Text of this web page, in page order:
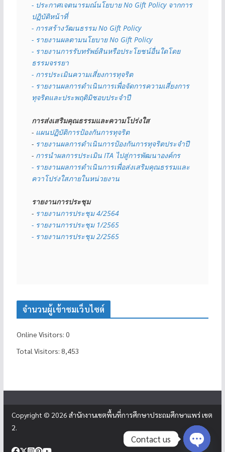
- ประกาศเจตนารมณ์นโยบาย No Gift Policy จากการ
ปฏิบัติหน้าที่
- การสร้างวัฒนธรรม No Gift Policy
- รายงานผลตามนโยบาย No Gift Policy
- รายงานการรับทรัพย์สินหรือประโยชน์อื่นใดโดย
ธรรมจรรยา
- การประเมินความเสี่ยงการทุจริต
- รายงานผลการดำเนินการเพื่อจัดการความเสี่ยงการ
ทุจริตและประพฤติมิชอบประจำปี
การส่งเสริมคุณธรรมและความโปร่งใส
- แผนปฏิบัติการป้องกันการทุจริต
- รายงานผลการดำเนินการป้องกันการทุจริตประจำปี
- การนำผลการประเมิน ITA ไปสู่การพัฒนาองค์กร
- รายงานผลการดำเนินการเพื่อส่งเสริมคุณธรรมและ
ควาโปร่งใสภายในหน่วยงาน
รายงานการประชุม
- รายงานการประชุม 4/2564
- รายงานการประชุม 1/2565
- รายงานการประชุม 2/2565
จำนวนผู้เข้าชมเว็บไซต์
Online Visitors: 0
Total Visitors: 8,453
Copyright © 2026 สำนักงานเขตพื้นที่การศึกษาประถมศึกษาแพร่ เขต
2.
Contact us